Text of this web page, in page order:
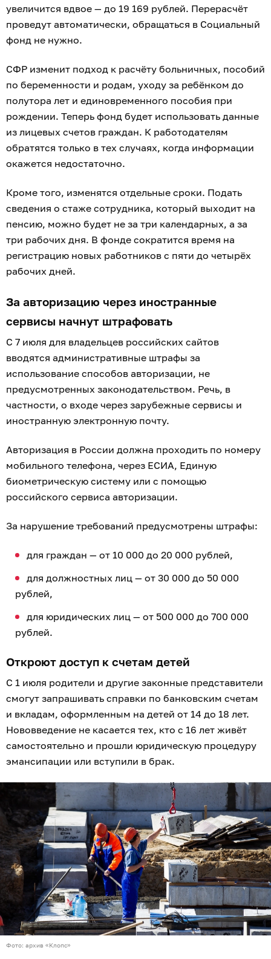
увеличится вдвое — до 19 169 рублей. Перерасчёт
проведут автоматически, обращаться в Социальный
фонд не нужно.
СФР изменит подход к расчёту больничных, пособий
по беременности и родам, уходу за ребёнком до
полутора лет и единовременного пособия при
рождении. Теперь фонд будет использовать данные
из лицевых счетов граждан. К работодателям
обратятся только в тех случаях, когда информации
окажется недостаточно.
Кроме того, изменятся отдельные сроки. Подать
сведения о стаже сотрудника, который выходит на
пенсию, можно будет не за три календарных, а за
три рабочих дня. В фонде сократится время на
регистрацию новых работников с пяти до четырёх
рабочих дней.
За авторизацию через иностранные
сервисы начнут штрафовать
С 7 июля для владельцев российских сайтов
вводятся административные штрафы за
использование способов авторизации, не
предусмотренных законодательством. Речь, в
частности, о входе через зарубежные сервисы и
иностранную электронную почту.
Авторизация в России должна проходить по номеру
мобильного телефона, через ЕСИА, Единую
биометрическую систему или с помощью
российского сервиса авторизации.
За нарушение требований предусмотрены штрафы:
для граждан — от 10 000 до 20 000 рублей,
для должностных лиц — от 30 000 до 50 000
рублей,
для юридических лиц — от 500 000 до 700 000
рублей.
Откроют доступ к счетам детей
С 1 июля родители и другие законные представители
смогут запрашивать справки по банковским счетам
и вкладам, оформленным на детей от 14 до 18 лет.
Нововведение не касается тех, кто с 16 лет живёт
самостоятельно и прошли юридическую процедуру
эмансипации или вступили в брак.
Фото: архив «Клопс»